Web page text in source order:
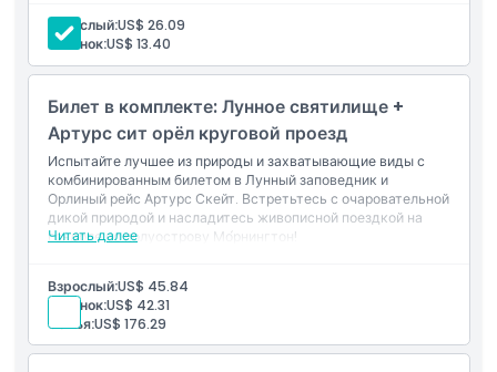
Политика в отношении детей и взрослых
Исключения
Часы работы
Местоположение
Как воспользоваться
Политика отмены
Идеально подходит для любителей животных и семей, это
обязательное место для незабываемых приключений.
Включено
Вход в парк дикой природы Moonlit Sanctuary
фауны
Взрослый:US$ 26.09
Ребенок:US$ 13.40
Билет в комплекте: Лунное святилище +
Артурс сит орёл круговой проезд
Испытайте лучшее из природы и захватывающие виды с
комбинированным билетом в Лунный заповедник и
Орлиный рейс Артурс Скейт. Встретьтесь с очаровательной
дикой природой и насладитесь живописной поездкой на
гондоле по полуострову Мо́рнингтон!
Читать далее
Взрослый:US$ 45.84
Ребенок:US$ 42.31
Семья:US$ 176.29